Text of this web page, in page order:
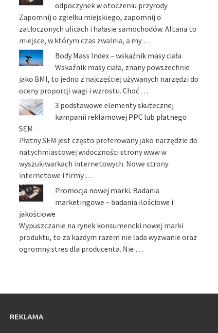
odpoczynek w otoczeniu przyrody
Zapomnij o zgiełku miejskiego, zapomnij o
zatłoczonych ulicach i hałasie samochodów. Altana to
miejsce, w którym czas zwalnia, a my …
Body Mass Index – wskaźnik masy ciała
Wskaźnik masy ciała, znany powszechnie
jako BMI, to jedno z najczęściej używanych narzędzi do
oceny proporcji wagi i wzrostu. Choć …
3 podstawowe elementy skutecznej
kampanii reklamowej PPC lub płatnego
SEM
Płatny SEM jest często preferowany jako narzędzie do
natychmiastowej widoczności strony www w
wyszukiwarkach internetowych. Nowe strony
internetowe i firmy …
Promocja nowej marki. Badania
marketingowe – badania ilościowe i
jakościowe
Wypuszczanie na rynek konsumencki nowej marki
produktu, to za każdym razem nie lada wyzwanie oraz
ogromny stres dla producenta. Nie …
REKLAMA